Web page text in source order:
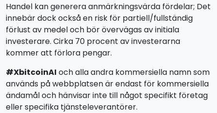
Handel kan generera anmärkningsvärda fördelar; Det
innebär dock också en risk för partiell/fullständig
förlust av medel och bör övervägas av initiala
investerare. Cirka 70 procent av investerarna
kommer att förlora pengar.
#XbitcoinAI och alla andra kommersiella namn som
används på webbplatsen är endast för kommersiella
ändamål och hänvisar inte till något specifikt företag
eller specifika tjänsteleverantörer.